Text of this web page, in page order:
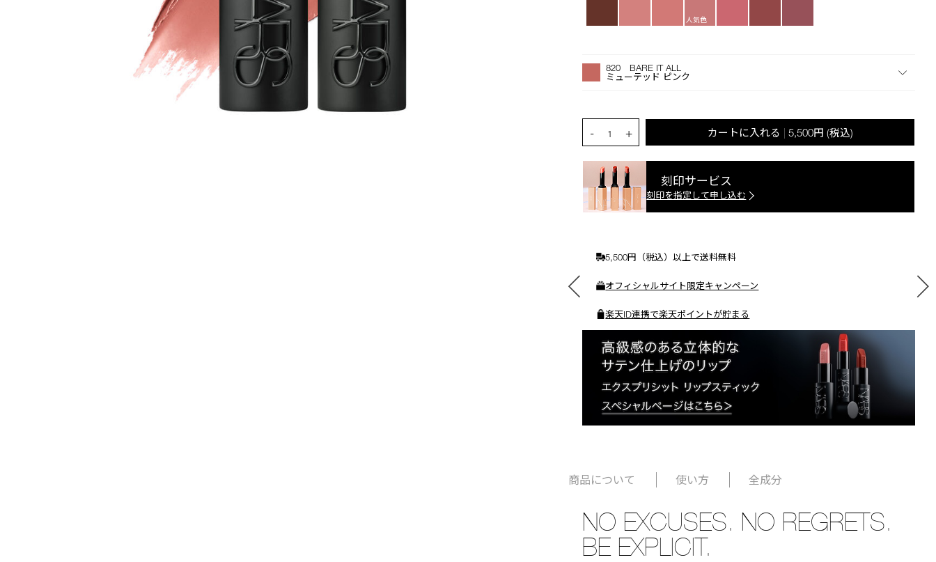
keyword
人気色
プ
を
カ
ー
ト
入
れ
Actions820 BARE IT ALL
ミューテッド ピンク
- 1 + カートに入れる 5,500円 (税込)
刻印サービス
刻印を指定して申し込む
5,500円（税込）以上で送料無料
オフィシャルサイト限定キャンペーン
楽天ID連携で楽天ポイントが貯まる
商品について 使い方 全成分
NO EXCUSES. NO REGRETS.
BE EXPLICIT.